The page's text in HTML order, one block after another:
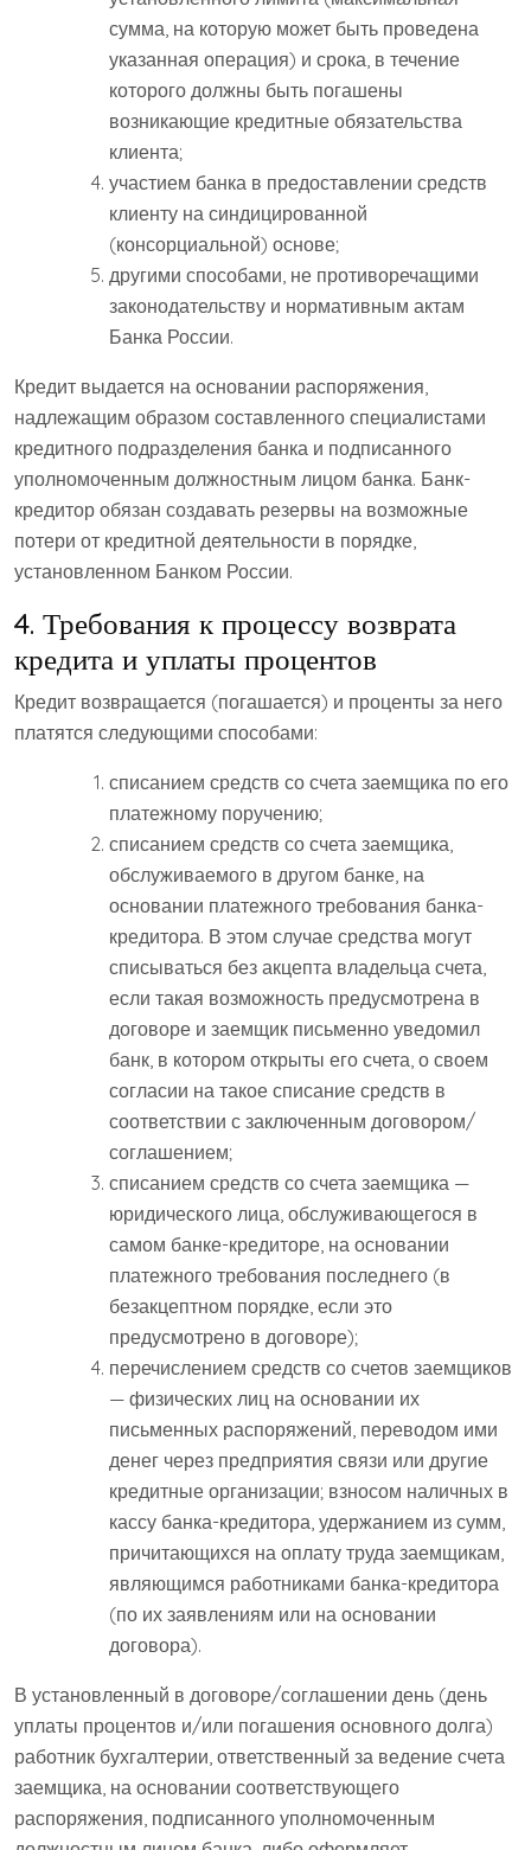
сумма, на которую может быть проведена
указанная операция) и срока, в течение
которого должны быть погашены
возникающие кредитные обязательства
клиента;
участием банка в предоставлении средств
клиенту на синдицированной
(консорциальной) основе;
другими способами, не противоречащими
законодательству и нормативным актам
Банка России.
Кредит выдается на основании распоряжения,
надлежащим образом составленного специалистами
кредитного подразделения банка и подписанного
уполномоченным должностным лицом банка. Банк-
кредитор обязан создавать резервы на возможные
потери от кредитной деятельности в порядке,
установленном Банком России.
4. Требования к процессу возврата
кредита и уплаты процентов
Кредит возвращается (погашается) и проценты за него
платятся следующими способами:
списанием средств со счета заемщика по его
платежному поручению;
списанием средств со счета заемщика,
обслуживаемого в другом банке, на
основании платежного требования банка-
кредитора. В этом случае средства могут
списываться без акцепта владельца счета,
если такая возможность предусмотрена в
договоре и заемщик письменно уведомил
банк, в котором открыты его счета, о своем
согласии на такое списание средств в
соответствии с заключенным договором/
соглашением;
списанием средств со счета заемщика —
юридического лица, обслуживающегося в
самом банке-кредиторе, на основании
платежного требования последнего (в
безакцептном порядке, если это
предусмотрено в договоре);
перечислением средств со счетов заемщиков
— физических лиц на основании их
письменных распоряжений, переводом ими
денег через предприятия связи или другие
кредитные организации; взносом наличных в
кассу банка-кредитора, удержанием из сумм,
причитающихся на оплату труда заемщикам,
являющимся работниками банка-кредитора
(по их заявлениям или на основании
договора).
В установленный в договоре/соглашении день (день
уплаты процентов и/или погашения основного долга)
работник бухгалтерии, ответственный за ведение счета
заемщика, на основании соответствующего
распоряжения, подписанного уполномоченным